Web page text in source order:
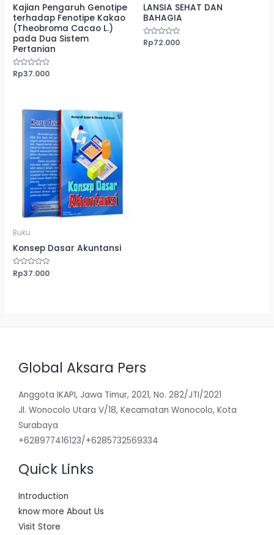
Kajian Pengaruh Genotipe
terhadap Fenotipe Kakao
(Theobroma Cacao L.)
pada Dua Sistem
Pertanian
Dinilai
Rp37.000
LANSIA SEHAT DAN
BAHAGIA
Dinilai
Rp72.000
Buku
Konsep Dasar Akuntansi
Dinilai
0
Rp37.000
Global Aksara Pers
Anggota IKAPI, Jawa Timur, 2021, No. 282/JTI/2021
Jl. Wonocolo Utara V/18, Kecamatan Wonocolo, Kota
Surabaya
+628977416123/+6285732569334
Quick Links
Introduction
know more About Us
Visit Store